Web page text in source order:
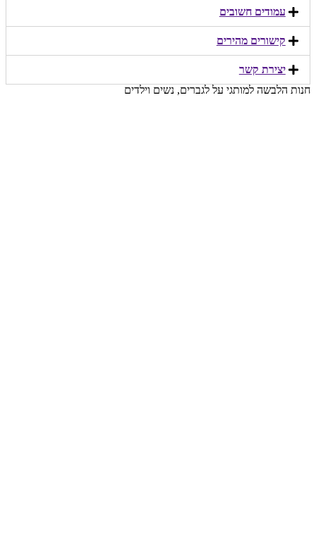
עמודים חשובים
קישורים מהירים​
יצירת קשר​
חנות הלבשה למותגי על לגברים, נשים וילדים